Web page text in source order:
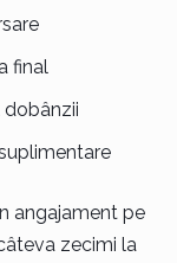
final
dobânzii
angajament pe
zecimi la